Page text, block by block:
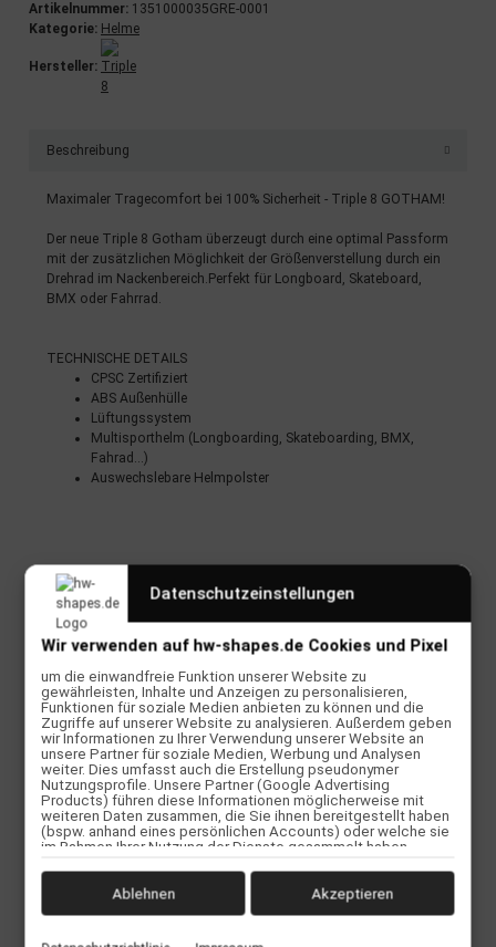
Artikelnummer: 1351000035GRE-0001
Kategorie: Helme
Hersteller:
Beschreibung
Maximaler Tragecomfort bei 100% Sicherheit - Triple 8 GOTHAM!
Der neue Triple 8 Gotham überzeugt durch eine optimal Passform
mit der zusätzlichen Möglichkeit der Größenverstellung durch ein
Drehrad im Nackenbereich.Perfekt für Longboard, Skateboard,
BMX oder Fahrrad.
TECHNISCHE DETAILS
CPSC Zertifiziert
ABS Außenhülle
Lüftungssystem
Multisporthelm (Longboarding, Skateboarding, BMX,
Fahrad...)
Auswechslebare Helmpolster
Bewertungen
Benachrichtigen, wenn verfügbar
Herstellerinformationen
Kunden kauften dazu folgende Artikel:
Datenschutzeinstellungen
Wir verwenden auf hw-shapes.de Cookies und Pixel
um die einwandfreie Funktion unserer Website zu
gewährleisten, Inhalte und Anzeigen zu personalisieren,
Funktionen für soziale Medien anbieten zu können und die
Zugriffe auf unserer Website zu analysieren. Außerdem geben
wir Informationen zu Ihrer Verwendung unserer Website an
unsere Partner für soziale Medien, Werbung und Analysen
weiter. Dies umfasst auch die Erstellung pseudonymer
Nutzungsprofile. Unsere Partner (Google Advertising
Products) führen diese Informationen möglicherweise mit
weiteren Daten zusammen, die Sie ihnen bereitgestellt haben
(bspw. anhand eines persönlichen Accounts) oder welche sie
im Rahmen Ihrer Nutzung der Dienste gesammelt haben
Nutzung von Cookies und Pixeln können Sie jederzeit
widerrufen, indem Sie auf den Datenschutz-Button links unten
klicken und dort die entsprechenden Anpassungen
Ablehnen Akzeptieren